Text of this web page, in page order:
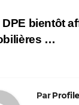
DPE bientôt
…
Par